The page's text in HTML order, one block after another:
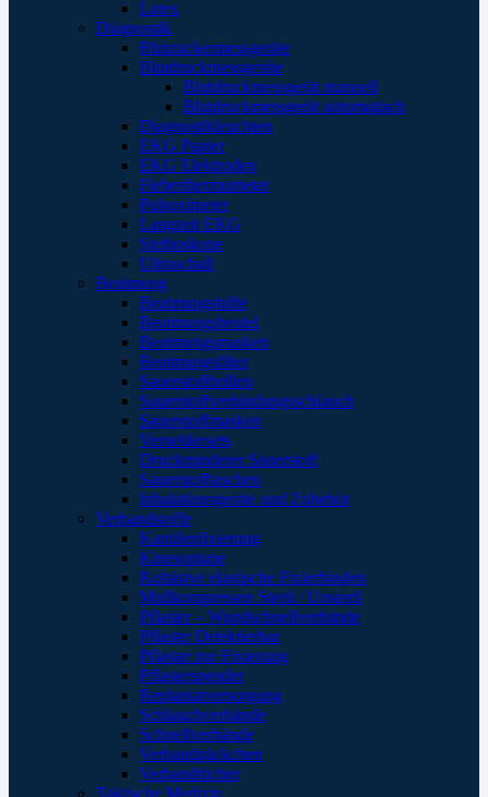
Latex
Diagnostik
Blutzuckermessgeräte
Blutdruckmessgeräte
Blutdruckmessgerät manuell
Blutdruckmessgerät automatisch
Diagnostikleuchten
EKG Papier
EKG Elektroden
Fieberthermometer
Pulsoximeter
Langzeit EKG
Stethoskope
Ultraschall
Beatmung
Beatmungshilfe
Beatmungsbeutel
Beatmungsmasken
Beatmungsfilter
Sauerstoffbrillen
Sauerstoffverbindungsschlauch
Sauerstoffmasken
Verneblersets
Druckminderer Sauerstoff
Sauerstofftaschen
Inhalationsgeräte und Zubehör
Verbandstoffe
Kanülenfixierung
Kinesoptape
Kohäsive elastische Fixierbinden
Mullkompressen Steril / Unsteril
Pflaster – Wundschnellverbände
Pflaster Detektierbar
Pflaster zur Fixierung
Pflasterspender
Replantatversorgung
Schlauchverbände
Schnellverbände
Verbandpäckchen
Verbandtücher
Taktische Medizin